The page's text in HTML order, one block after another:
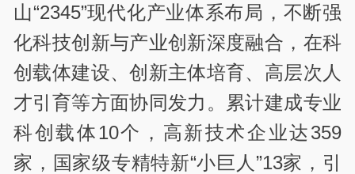
山“2345”现代化产业体系布局，不断强
化科技创新与产业创新深度融合，在科
创载体建设、创新主体培育、高层次人
才引育等方面协同发力。累计建成专业
科创载体10个，高新技术企业达359
家，国家级专精特新“小巨人”13家，引